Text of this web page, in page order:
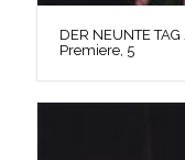
DER NEUNTE
Premiere, 5